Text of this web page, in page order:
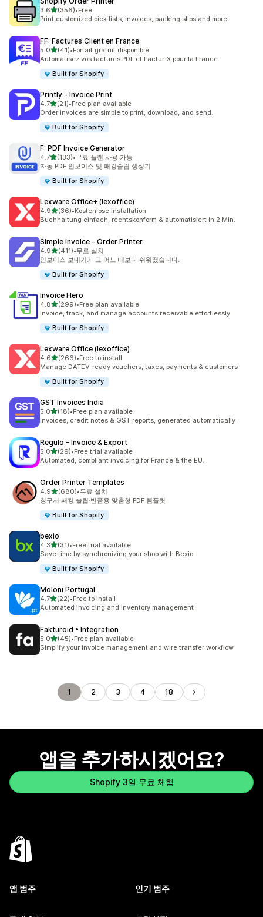
3.6별 5개 중
(356)
총 리뷰 356개
•Free
Print customized pick lists, invoices, packing slips and more
FF: Factures Client en France
5.0별 5개 중
(41)
총 리뷰 41개
•Forfait gratuit disponible
Automatisez vos factures PDF et Factur-X pour la France
Built for Shopify
Printly ‑ Invoice Print
4.7별 5개 중
(21)
총 리뷰 21개
•Free plan available
Order invoices are simple to print, download, and send.
Built for Shopify
F: PDF Invoice Generator
4.7별 5개 중
(133)
총 리뷰 133개
•무료 플랜 사용 가능
자동 PDF 인보이스 및 패킹슬립 생성기
Built for Shopify
Lexware Office+ (lexoffice)
4.9별 5개 중
(36)
총 리뷰 36개
•Kostenlose Installation
Buchhaltung einfach, rechtskonform & automatisiert in 2 Min.
Simple Invoice ‑ Order Printer
4.9별 5개 중
(411)
총 리뷰 411개
•무료 설치
인보이스 보내기가 그 어느 때보다 쉬워졌습니다.
Built for Shopify
Invoice Hero
4.8별 5개 중
(299)
총 리뷰 299개
•Free plan available
Invoice, track, and manage accounts receivable effortlessly
Built for Shopify
Lexware Office (lexoffice)
4.6별 5개 중
(266)
총 리뷰 266개
•Free to install
Manage DATEV-ready vouchers, taxes, payments & customers
Built for Shopify
GST Invoices India
5.0별 5개 중
(18)
총 리뷰 18개
•Free plan available
Invoices, credit notes & GST reports, generated automatically
Regulo – Invoice & Export
5.0별 5개 중
(29)
총 리뷰 29개
•Free trial available
Automated, compliant invoicing for France & the EU.
Order Printer Templates
4.9별 5개 중
(680)
총 리뷰 680개
•무료 설치
청구서·패킹 슬립·반품용 맞춤형 PDF 템플릿
Built for Shopify
bexio
4.3별 5개 중
(31)
총 리뷰 31개
•Free trial available
Save time by synchronizing your shop with Bexio
Built for Shopify
Moloni Portugal
4.7별 5개 중
(22)
총 리뷰 22개
•Free to install
Automated invoicing and inventory management
Fakturoid • Integration
5.0별 5개 중
(45)
총 리뷰 45개
•Free plan available
Simplify your invoice management and wire transfer workflow
1 2 3 4 18
앱을 추가하시겠어요?
Shopify 3일 무료 체험
앱 범주 인기 범주